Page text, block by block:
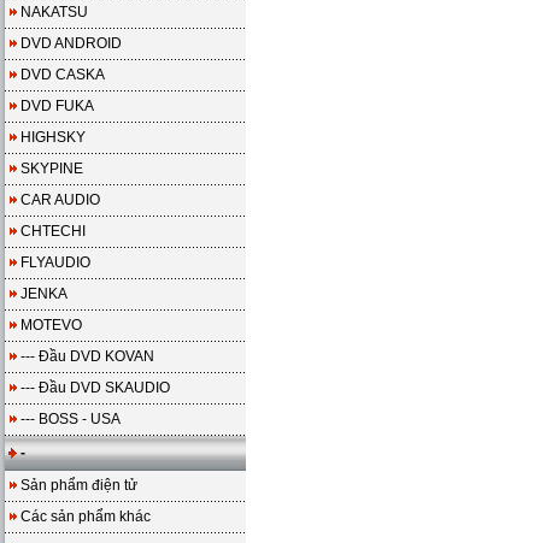
NAKATSU
DVD ANDROID
DVD CASKA
DVD FUKA
HIGHSKY
SKYPINE
CAR AUDIO
CHTECHI
FLYAUDIO
JENKA
MOTEVO
--- Đầu DVD KOVAN
--- Đầu DVD SKAUDIO
--- BOSS - USA
-
Sản phẩm điện tử
Các sản phẩm khác